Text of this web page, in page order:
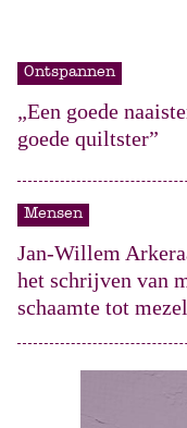
Ontspannen
„Een goede
goede quiltster”
Mensen
Jan-Willem
het schrijven van
schaamte tot